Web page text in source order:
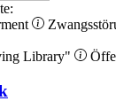
Library"